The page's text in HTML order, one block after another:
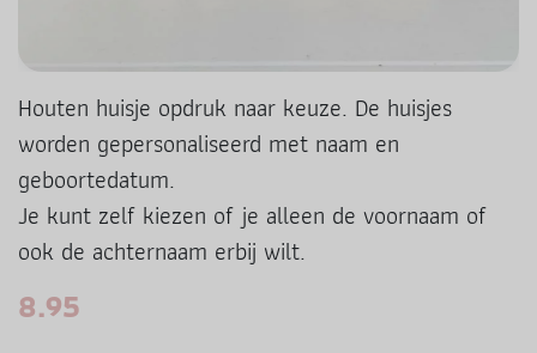
Houten huisje opdruk naar keuze. De huisjes
worden gepersonaliseerd met naam en
geboortedatum.
Je kunt zelf kiezen of je alleen de voornaam of
ook de achternaam erbij wilt.
8.95